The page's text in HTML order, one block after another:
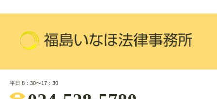
平日 8：30〜17：30